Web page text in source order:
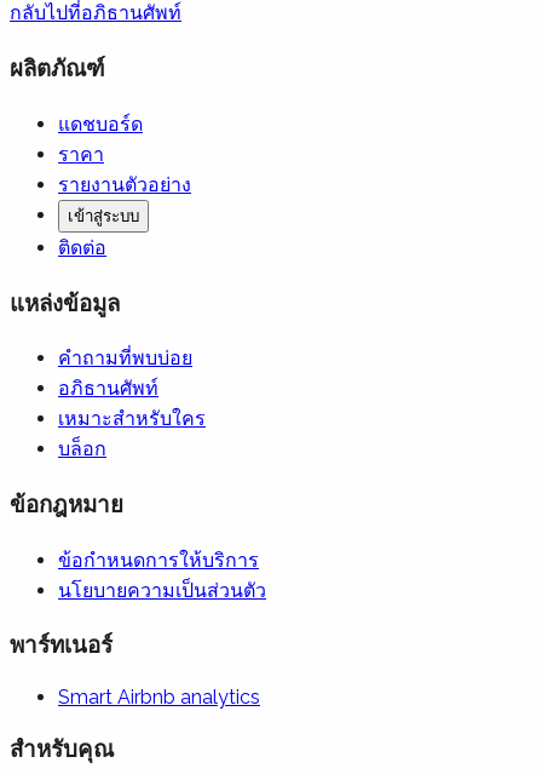
กลับไปที่อภิธานศัพท์
ผลิตภัณฑ์
แดชบอร์ด
ราคา
รายงานตัวอย่าง
เข้าสู่ระบบ
ติดต่อ
แหล่งข้อมูล
คำถามที่พบบ่อย
อภิธานศัพท์
เหมาะสำหรับใคร
บล็อก
ข้อกฎหมาย
ข้อกำหนดการให้บริการ
นโยบายความเป็นส่วนตัว
พาร์ทเนอร์
Smart Airbnb analytics
สำหรับคุณ